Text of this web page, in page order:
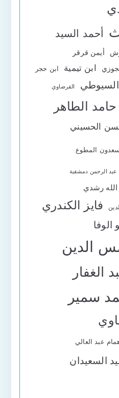
أحمد السيد
أيمن قرقر
ابن تيمية ابن حجر
السيوطي القرضاوي
حامد الطاهر
الحسيني
سعدون المطوع
عبد الرحمن دمشقية
الله رشدي
فايز الكندري
الوفا
الدين
سمير
عبد العالي
السعيدان